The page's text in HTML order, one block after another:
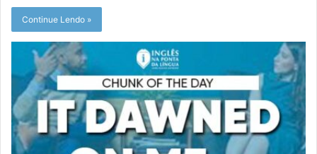
Continue Lendo »